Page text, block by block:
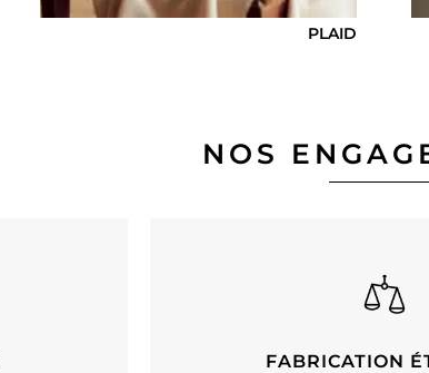
PLAID
NOS
FABRICATION